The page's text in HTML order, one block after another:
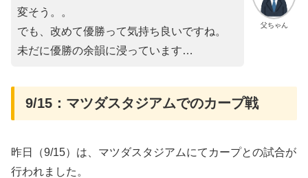
父ちゃん
変そう。。
でも、改めて優勝って気持ち良いですね。
未だに優勝の余韻に浸っています…
9/15：マツダスタジアムでのカープ戦
昨日（9/15）は、マツダスタジアムにてカープとの試合が
行われました。